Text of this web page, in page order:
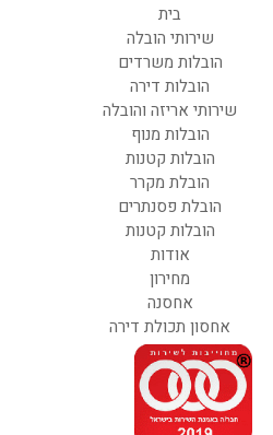
בית
שירותי הובלה
הובלות משרדים
הובלות דירה
שירותי אריזה והובלה
הובלות מנוף
הובלות קטנות
הובלת מקרר
הובלת פסנתרים
הובלות קטנות
אודות
מחירון
אחסנה
אחסון תכולת דירה